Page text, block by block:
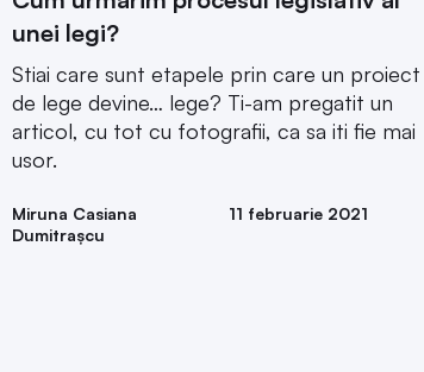
unei legi?
Stiai care sunt etapele prin care un proiect
de lege devine… lege? Ti-am pregatit un
articol, cu tot cu fotografii, ca sa iti fie mai
usor.
Miruna Casiana
Dumitrașcu
11 februarie 2021